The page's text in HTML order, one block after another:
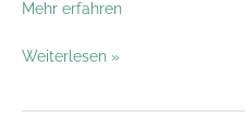
Mehr erfahren
Das
Weiterlesen »